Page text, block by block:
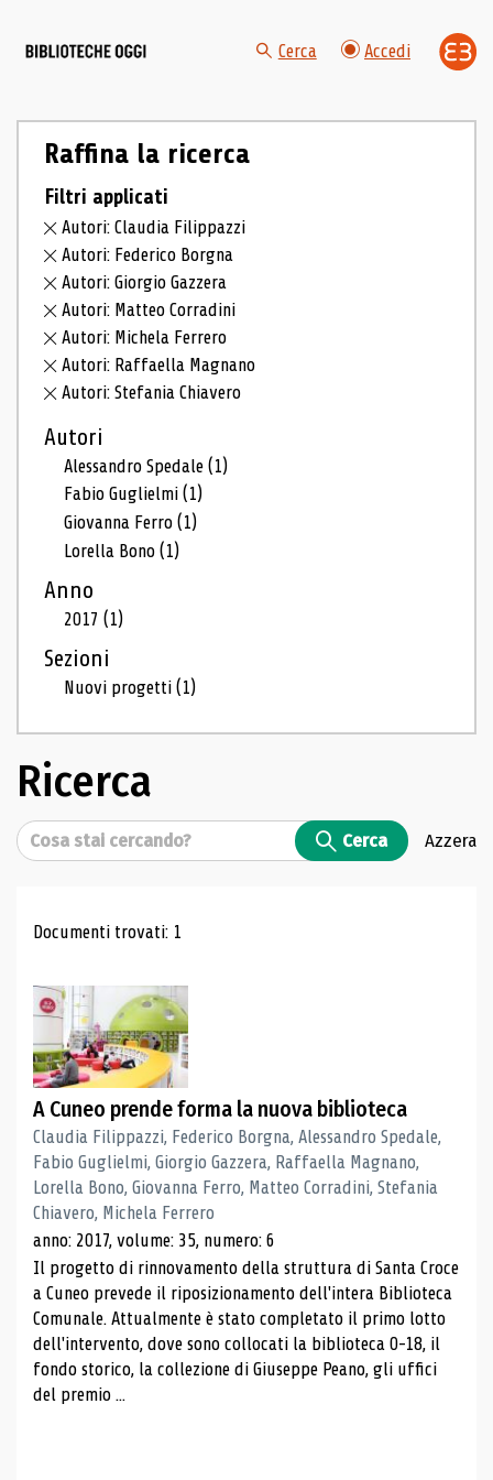
Cerca Accedi
Raffina la ricerca
Filtri applicati
Autori: Claudia Filippazzi
Autori: Federico Borgna
Autori: Giorgio Gazzera
Autori: Matteo Corradini
Autori: Michela Ferrero
Autori: Raffaella Magnano
Autori: Stefania Chiavero
Autori
Alessandro Spedale(1)
Fabio Guglielmi(1)
Giovanna Ferro(1)
Lorella Bono(1)
Anno
2017(1)
Sezioni
Nuovi progetti(1)
Ricerca
Cerca Cerca Azzera
Risultati di ricerca
Documenti trovati: 1
A Cuneo prende forma la nuova biblioteca
Claudia Filippazzi, Federico Borgna, Alessandro Spedale,
Fabio Guglielmi, Giorgio Gazzera, Raffaella Magnano,
Lorella Bono, Giovanna Ferro, Matteo Corradini, Stefania
Chiavero, Michela Ferrero
anno: 2017, volume: 35, numero: 6
Il progetto di rinnovamento della struttura di Santa Croce
a Cuneo prevede il riposizionamento dell'intera Biblioteca
Comunale. Attualmente è stato completato il primo lotto
dell'intervento, dove sono collocati la biblioteca 0-18, il
fondo storico, la collezione di Giuseppe Peano, gli uffici
del premio ...